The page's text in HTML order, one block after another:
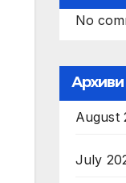
No
Архиви
August
July